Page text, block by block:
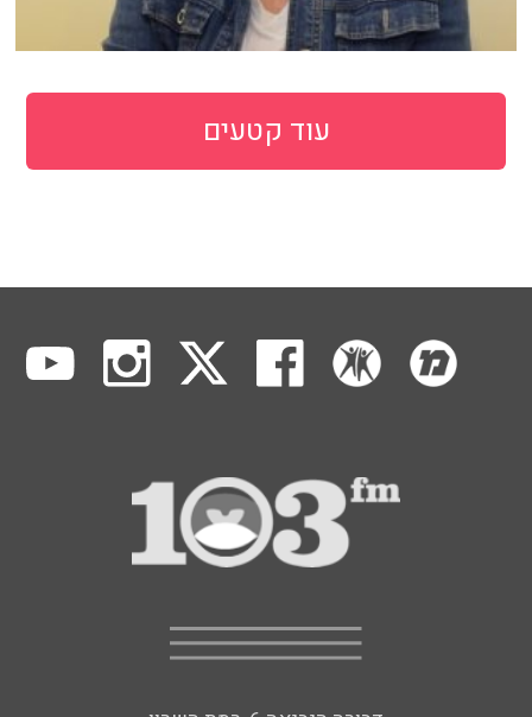
עוד קטעים